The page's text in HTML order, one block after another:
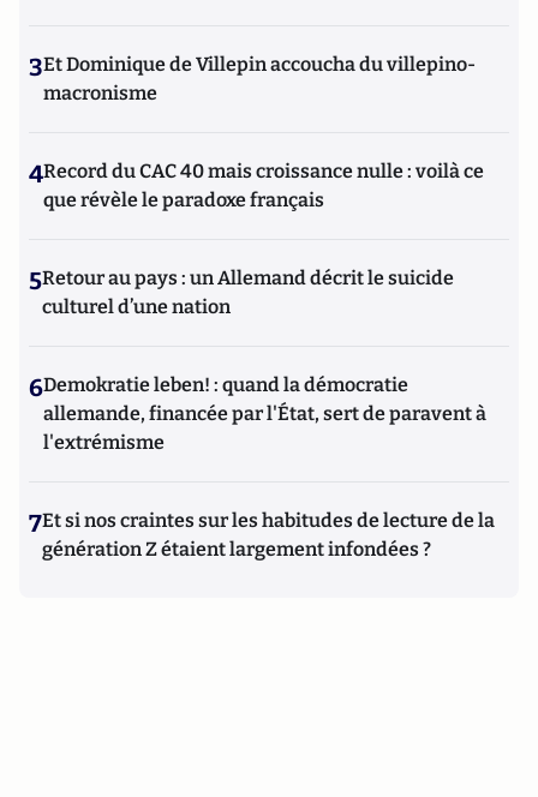
3Et Dominique de Villepin accoucha du villepino-
macronisme
4Record du CAC 40 mais croissance nulle : voilà ce
que révèle le paradoxe français
5Retour au pays : un Allemand décrit le suicide
culturel d’une nation
6Demokratie leben! : quand la démocratie
allemande, financée par l'État, sert de paravent à
l'extrémisme
7Et si nos craintes sur les habitudes de lecture de la
génération Z étaient largement infondées ?